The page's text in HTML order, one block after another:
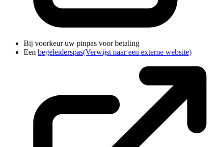
Bij voorkeur uw pinpas voor betaling
Een begeleiderspas(Verwijst naar een externe website)